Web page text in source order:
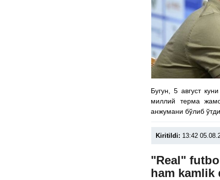
Бугун, 5 август
миллий терма
анжумани бўлиб
Kiritildi: 13:42
"Real"
ham kamlik